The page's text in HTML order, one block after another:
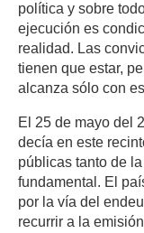
política y sobre
ejecución es
realidad. Las
tienen que estar,
alcanza sólo con
El 25 de mayo del
decía en este
públicas tanto de
fundamental. El
por la vía del
recurrir a la